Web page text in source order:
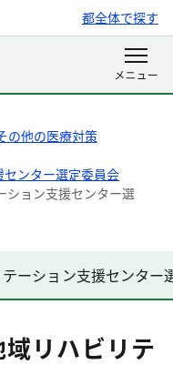
都全体で探す
の他の医療対策
ンター選定委員会
ション支援センター選
ーション支援センター
リハビリテ